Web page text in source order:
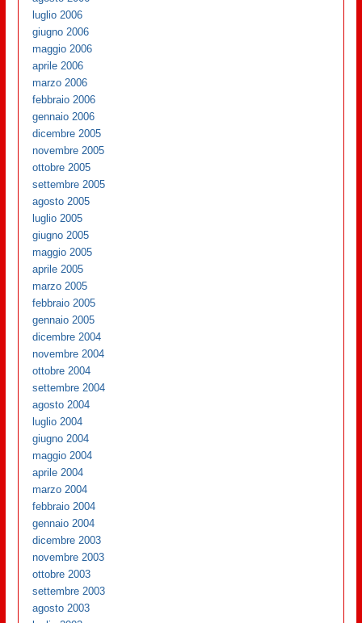
luglio 2006
giugno 2006
maggio 2006
aprile 2006
marzo 2006
febbraio 2006
gennaio 2006
dicembre 2005
novembre 2005
ottobre 2005
settembre 2005
agosto 2005
luglio 2005
giugno 2005
maggio 2005
aprile 2005
marzo 2005
febbraio 2005
gennaio 2005
dicembre 2004
novembre 2004
ottobre 2004
settembre 2004
agosto 2004
luglio 2004
giugno 2004
maggio 2004
aprile 2004
marzo 2004
febbraio 2004
gennaio 2004
dicembre 2003
novembre 2003
ottobre 2003
settembre 2003
agosto 2003